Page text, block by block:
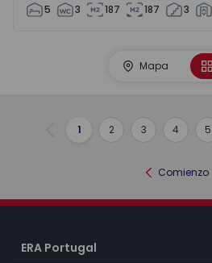
5 3 187 187 3
Mapa
Anterior
1 2 3 4 5
Comienzo
ERA Portugal